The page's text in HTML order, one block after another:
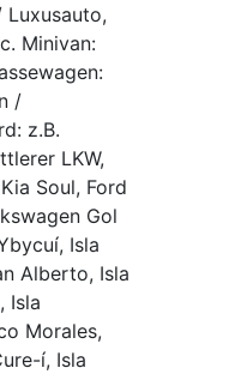
Luxusauto,
Minivan:
/
z.B.
LKW,
Soul, Ford
Gol
Isla
Alberto, Isla
Isla
Morales,
í, Isla